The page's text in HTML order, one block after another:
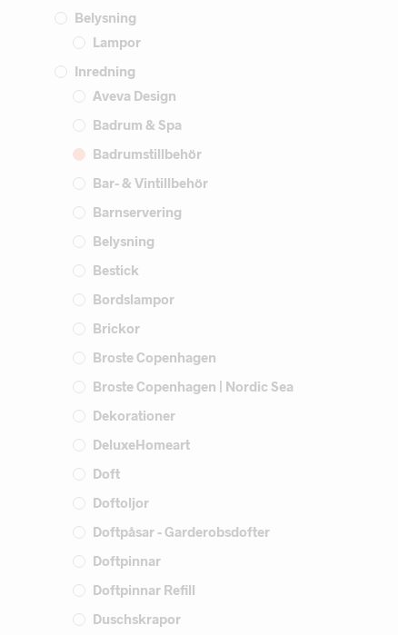
Belysning
Lampor
Inredning
Aveva Design
Badrum & Spa
Badrumstillbehör
Bar- & Vintillbehör
Barnservering
Belysning
Bestick
Bordslampor
Brickor
Broste Copenhagen
Broste Copenhagen | Nordic Sea
Dekorationer
DeluxeHomeart
Doft
Doftoljor
Doftpåsar - Garderobsdofter
Doftpinnar
Doftpinnar Refill
Duschskrapor